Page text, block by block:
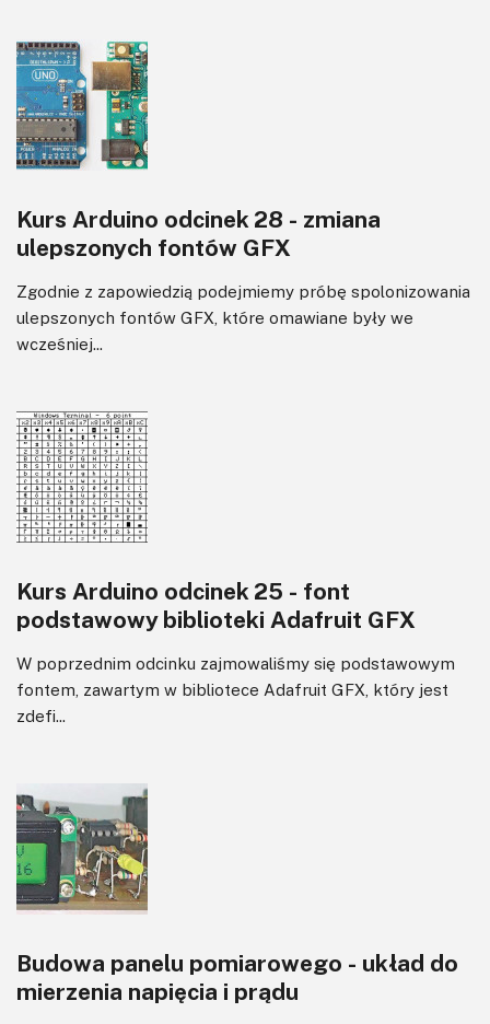
Kurs Arduino odcinek 28 - zmiana
ulepszonych fontów GFX
Zgodnie z zapowiedzią podejmiemy próbę spolonizowania
ulepszonych fontów GFX, które omawiane były we
wcześniej...
Kurs Arduino odcinek 25 - font
podstawowy biblioteki Adafruit GFX
W poprzednim odcinku zajmowaliśmy się podstawowym
fontem, zawartym w bibliotece Adafruit GFX, który jest
zdefi...
Budowa panelu pomiarowego - układ do
mierzenia napięcia i prądu